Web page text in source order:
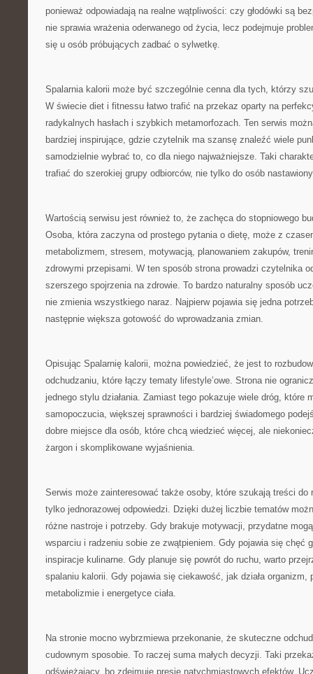
ponieważ odpowiadają na realne wątpliwości: czy głodówki są
nie sprawia wrażenia oderwanego od życia, lecz podejmuje
się u osób próbujących zadbać o sylwetkę.
Spalarnia kalorii może być szczególnie cenna dla tych, którzy
W świecie diet i fitnessu łatwo trafić na przekaz oparty na
radykalnych hasłach i szybkich metamorfozach. Ten serwis
bardziej inspirujące, gdzie czytelnik ma szansę znaleźć wiele
samodzielnie wybrać to, co dla niego najważniejsze. Taki
trafiać do szerokiej grupy odbiorców, nie tylko do osób
Wartością serwisu jest również to, że zachęca do stopniowego
Osoba, która zaczyna od prostego pytania o dietę, może z
metabolizmem, stresem, motywacją, planowaniem zakupów,
zdrowymi przepisami. W ten sposób strona prowadzi czytelnika
szerszego spojrzenia na zdrowie. To bardzo naturalny sposób
nie zmienia wszystkiego naraz. Najpierw pojawia się jedna
następnie większa gotowość do wprowadzania zmian.
Opisując Spalarnię kalorii, można powiedzieć, że jest to
odchudzaniu, które łączy tematy lifestyle’owe. Strona nie
jednego stylu działania. Zamiast tego pokazuje wiele dróg, które
samopoczucia, większej sprawności i bardziej świadomego
dobre miejsce dla osób, które chcą wiedzieć więcej, ale
żargon i skomplikowane wyjaśnienia.
Serwis może zainteresować także osoby, które szukają treści do
tylko jednorazowej odpowiedzi. Dzięki dużej liczbie tematów
różne nastroje i potrzeby. Gdy brakuje motywacji, przydatne
wsparciu i radzeniu sobie ze zwątpieniem. Gdy pojawia się chęć
inspiracje kulinarne. Gdy planuje się powrót do ruchu, warto
spalaniu kalorii. Gdy pojawia się ciekawość, jak działa organizm,
metabolizmie i energetyce ciała.
Na stronie mocno wybrzmiewa przekonanie, że skuteczne
cudownym sposobie. To raczej suma małych decyzji. Taki
odświeżający, bo zdejmuje presję natychmiastowych efektów.